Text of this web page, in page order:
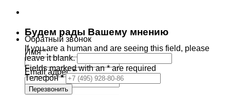
Будем рады Вашему мнению
Имя *:
Email адрес *:
Сайт:
Обратный звонок
If you are a human and are seeing this field, please
leave it blank.
Fields marked with an*are required
Телефон*